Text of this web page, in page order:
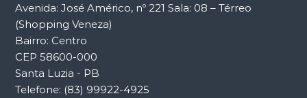
Avenida: José Américo, nº 221 Sala: 08 – Térreo
(Shopping Veneza)
Bairro: Centro
CEP 58600-000
Santa Luzia - PB
Telefone: (83) 99922-4925